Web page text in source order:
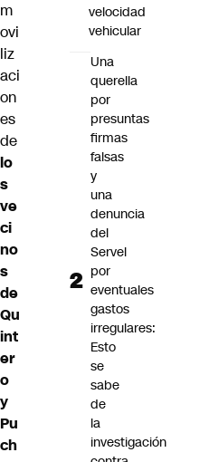
m
ovi
liz
aci
on
es
de
lo
s
ve
ci
no
s
de
Qu
int
er
o
y
Pu
ch
velocidad
vehicular
Una
querella
por
presuntas
firmas
falsas
y
una
denuncia
del
Servel
por
eventuales
gastos
irregulares:
Esto
se
sabe
de
la
investigación